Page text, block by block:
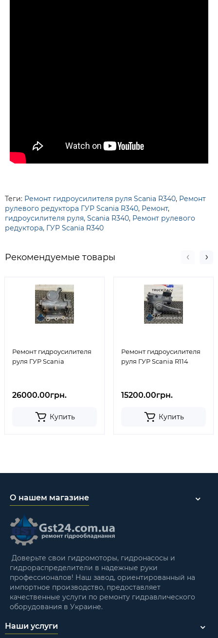
Теги: Ремонт гидроусилителя руля Scania R340, Ремонт
рулевого редуктора ГУР Scania R340, Ремонт,
гидроусилителя руля, Scania R340, Ремонт рулевого
редуктора, ГУР Scania R340
Рекомендуемые товары
Ремонт гидроусилителя
руля ГУР Scania
26000.00грн.
Купить
Ремонт гидроусилителя
руля ГУР Scania R114
15200.00грн.
Купить
О нашем магазине
Доверьте свои гидромоторы, гидронасосы и
гидрораспределители в надежные руки
профессионалов! Наш завод, ориентированный на
импортное производство, предоставляет
качественные услуги по ремонту гидравлического
оборудования в Украине.
Наши услуги